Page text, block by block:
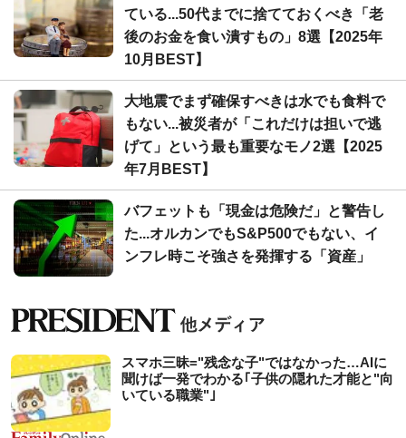
ている...50代までに捨てておくべき「老
後のお金を食い潰すもの」8選【2025年
10月BEST】
大地震でまず確保すべきは水でも食料で
もない...被災者が「これだけは担いで逃
げて」という最も重要なモノ2選【2025
年7月BEST】
バフェットも「現金は危険だ」と警告し
た...オルカンでもS&P500でもない、イ
ンフレ時こそ強さを発揮する「資産」
スマホ三昧="残念な子"ではなかった…AIに
聞けば一発でわかる｢子供の隠れた才能と"向
いている職業"｣